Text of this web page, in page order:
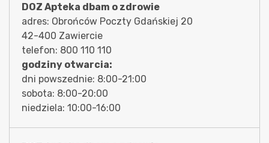
DOZ Apteka dbam o zdrowie
adres: Obrońców Poczty Gdańskiej 20
42-400 Zawiercie
telefon: 800 110 110
godziny otwarcia:
dni powszednie: 8:00-21:00
sobota: 8:00-20:00
niedziela: 10:00-16:00